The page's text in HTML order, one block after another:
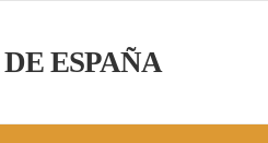
ESPAÑA